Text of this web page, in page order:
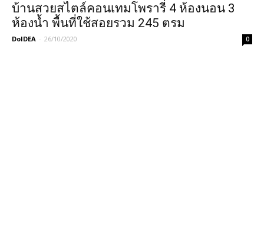
บ้านสวยสไตล์คอนเทมโพรารี่ 4 ห้องนอน 3
ห้องน้ำ พื้นที่ใช้สอยรวม 245 ตรม
DoIDEA - 26/10/2020 0